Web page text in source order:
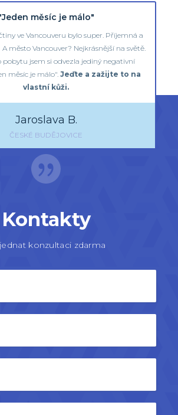
měsíc je málo"
ve Vancouveru bylo super. Příjemná a
město Vancouver? Nejkrásnější na světě.
pobytu jsem si odvezla jediný negativní
měsíc je málo". Jeďte a zažijte to na
vlastní kůži.
Jaroslava B.
ČESKÉ BUDĚJOVICE
Kontakty
konzultaci zdarma